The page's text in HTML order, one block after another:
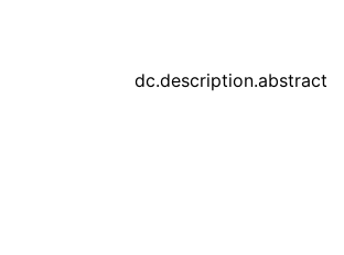
dc.description.abstract